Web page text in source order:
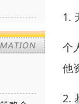
1.
个
他
2.